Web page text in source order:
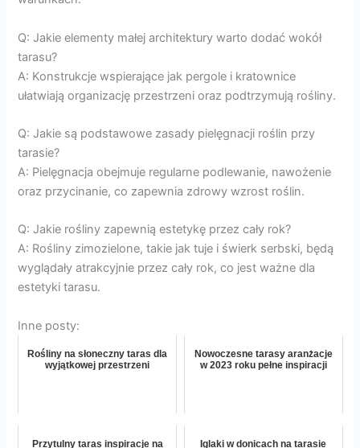
Q: Jakie elementy małej architektury warto dodać wokół
tarasu?
A: Konstrukcje wspierające jak pergole i kratownice
ułatwiają organizację przestrzeni oraz podtrzymują rośliny.
Q: Jakie są podstawowe zasady pielęgnacji roślin przy
tarasie?
A: Pielęgnacja obejmuje regularne podlewanie, nawożenie
oraz przycinanie, co zapewnia zdrowy wzrost roślin.
Q: Jakie rośliny zapewnią estetykę przez cały rok?
A: Rośliny zimozielone, takie jak tuje i świerk serbski, będą
wyglądały atrakcyjnie przez cały rok, co jest ważne dla
estetyki tarasu.
Inne posty:
Rośliny na słoneczny taras dla
wyjątkowej przestrzeni
Nowoczesne tarasy aranżacje
w 2023 roku pełne inspiracji
Przytulny taras inspiracje na
Iglaki w donicach na tarasie